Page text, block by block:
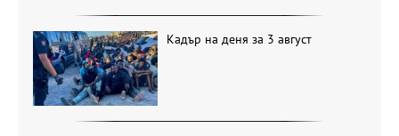
Кадър на деня за 3 август